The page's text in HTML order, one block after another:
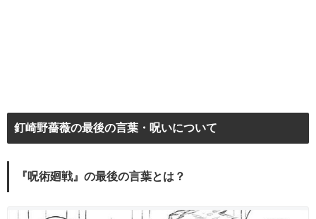
釘崎野薔薇の最後の言葉・呪いについて
『呪術廻戦』の最後の言葉とは？